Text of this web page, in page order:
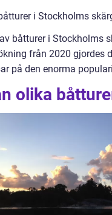
i Stockholms
båtturer i Stockholms
från 2020 gjordes
på den enorma
olika